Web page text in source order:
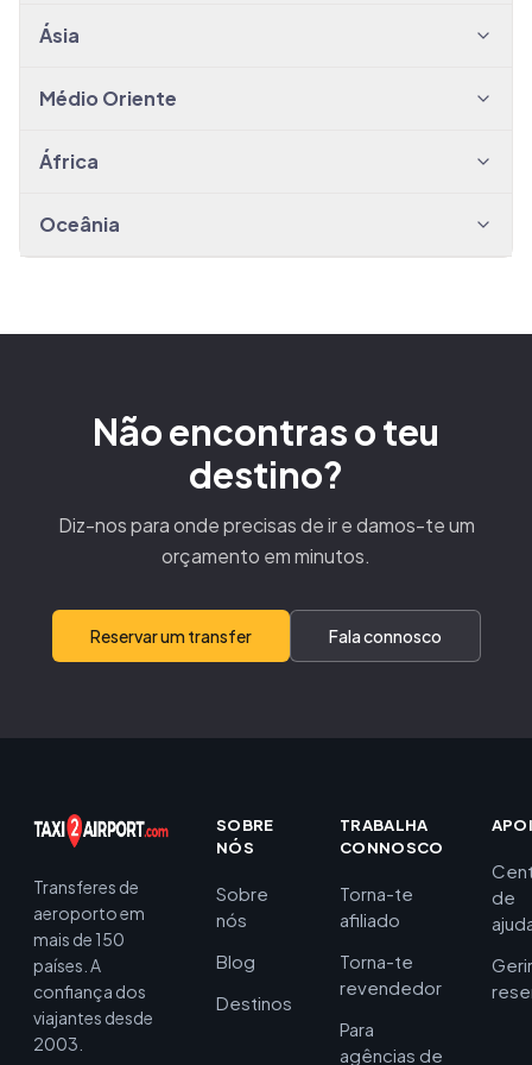
Ásia
Médio Oriente
África
Oceânia
Não encontras o teu
destino?
Diz-nos para onde precisas de ir e damos-te um
orçamento em minutos.
Reservar um transfer Fala connosco
Transferes de
aeroporto em
mais de 150
países. A
confiança dos
viajantes desde
2003.
SOBRE
NÓS
Sobre
nós
Blog
Destinos
TRABALHA
CONNOSCO
Torna-te
afiliado
Torna-te
revendedor
Para
agências de
de
Gerir